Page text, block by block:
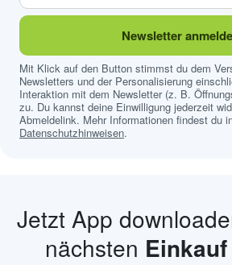
Newsletter
Mit Klick auf den Button stimmst du dem
Newsletters und der Personalisierung
Interaktion mit dem Newsletter (z. B.
zu. Du kannst deine Einwilligung jederzeit
Abmeldelink. Mehr Informationen findest du
Datenschutzhinweisen.
Jetzt App
nächsten